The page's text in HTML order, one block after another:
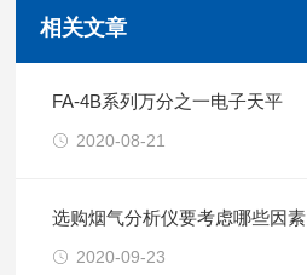
相关文章
FA-4B系列万分之一电子天平
2020-08-21
选购烟气分析仪要考虑哪些因素
2020-09-23